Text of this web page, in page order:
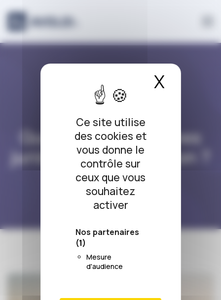
Panneau de gestion des cookies
Ce site utilise
des cookies et
vous donne le
contrôle sur
ceux que vous
souhaitez
activer
Nos partenaires
(1)
Mesure
d'audience
X
DROIT DE LA FAMILLE
Quels sont les régimes
juridiques de l’adoption ?
02/10/2020